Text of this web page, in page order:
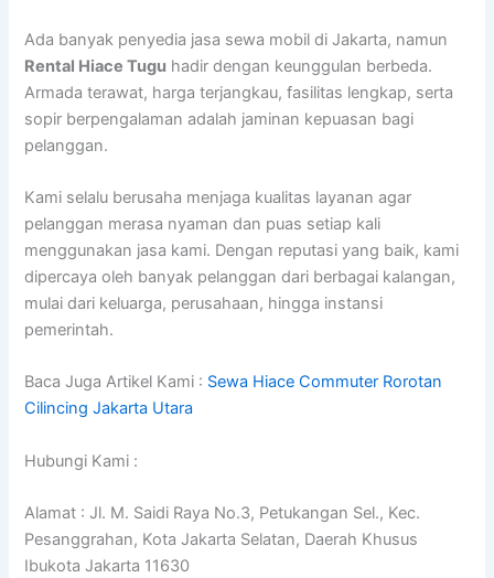
Ada banyak penyedia jasa sewa mobil di Jakarta, namun
Rental Hiace Tugu hadir dengan keunggulan berbeda.
Armada terawat, harga terjangkau, fasilitas lengkap, serta
sopir berpengalaman adalah jaminan kepuasan bagi
pelanggan.
Kami selalu berusaha menjaga kualitas layanan agar
pelanggan merasa nyaman dan puas setiap kali
menggunakan jasa kami. Dengan reputasi yang baik, kami
dipercaya oleh banyak pelanggan dari berbagai kalangan,
mulai dari keluarga, perusahaan, hingga instansi
pemerintah.
Baca Juga Artikel Kami : Sewa Hiace Commuter Rorotan
Cilincing Jakarta Utara
Hubungi Kami :
Alamat : Jl. M. Saidi Raya No.3, Petukangan Sel., Kec.
Pesanggrahan, Kota Jakarta Selatan, Daerah Khusus
Ibukota Jakarta 11630